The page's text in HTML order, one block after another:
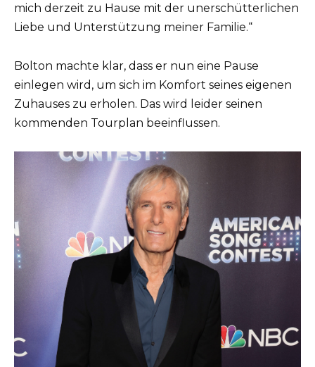
mich derzeit zu Hause mit der unerschütterlichen
Liebe und Unterstützung meiner Familie.“
Bolton machte klar, dass er nun eine Pause
einlegen wird, um sich im Komfort seines eigenen
Zuhauses zu erholen. Das wird leider seinen
kommenden Tourplan beeinflussen.